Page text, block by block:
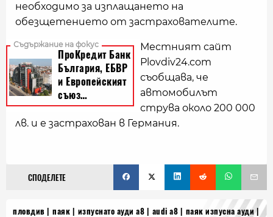
необходимо за изплащането на
обезщетението от застрахователите.
Местният сайт
Plovdiv24.com
съобщава, че
автомобилът
струва около 200 000
лв. и е застрахован в Германия.
СПОДЕЛЕТЕ
пловдив паяк изпуснато ауди а8 audi a8
паяк изпусна ауди